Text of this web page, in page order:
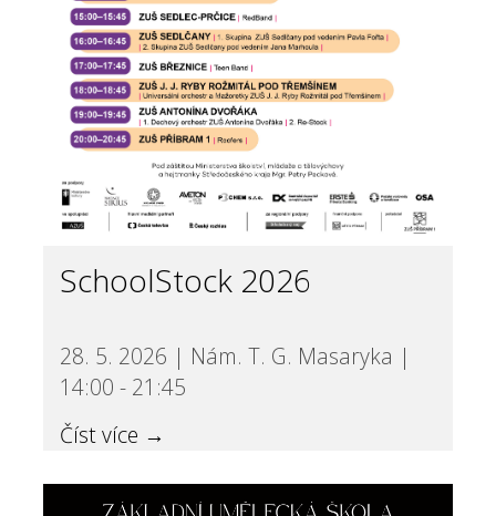
SchoolStock 2026
28. 5. 2026 | Nám. T. G. Masaryka |
14:00 - 21:45
Číst více →